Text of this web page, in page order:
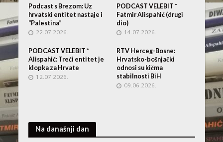
Podcast s Brezom: Uz
hrvatski entitet nastaje i
“Palestina”
22.07.2026.
PODCAST VELEBIT *
Fatmir Alispahić (drugi
dio)
14.07.2026.
PODCAST VELEBIT *
Alispahić: Treći entitet je
klopka za Hrvate
12.07.2026.
RTV Herceg-Bosne:
Hrvatsko-bošnjački
odnosi su kičma
stabilnosti BiH
09.06.2026.
Na današnji dan